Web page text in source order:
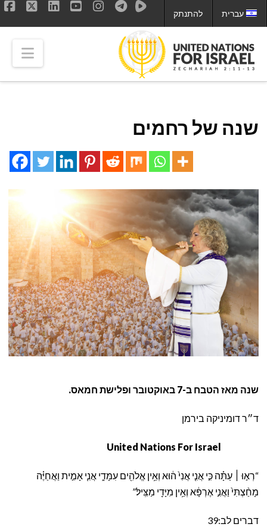
להתנתק עברית
שנה של רחמים
שנה מאז הטבח ב-7 באוקטובר ופלישת חמאס.
ד״ר דומיניקה בירמן
“רְא֣וּ ׀ עַתָּ֗ה כִּ֣י אֲנִ֤י אֲנִי֙ ה֔וּא וְאֵ֥ין אֱלֹהִ֖ים עִמָּדִ֑י אֲנִ֧י אָמִ֣ית וַאֲחַיֶּ֗ה
מָחַ֨צְתִּי֙ וַאֲנִ֣י אֶרְפָּ֔א וְאֵ֥ין מִיָּדִ֖י מַצִּֽיל׃”
דברים לב:39